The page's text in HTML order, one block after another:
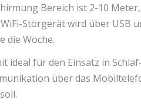
Bereich ist 2-10 Meter,
Störgerät wird über USB
die Woche.
ideal für den Einsatz in
über das